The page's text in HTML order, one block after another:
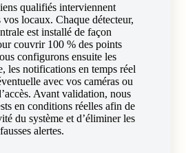
qualifiés interviennent
vos locaux. Chaque détecteur,
est installé de façon
couvrir 100 % des points
configurons ensuite les
les notifications en temps réel
avec vos caméras ou
Avant validation, nous
en conditions réelles afin de
du système et d’éliminer les
fausses alertes.